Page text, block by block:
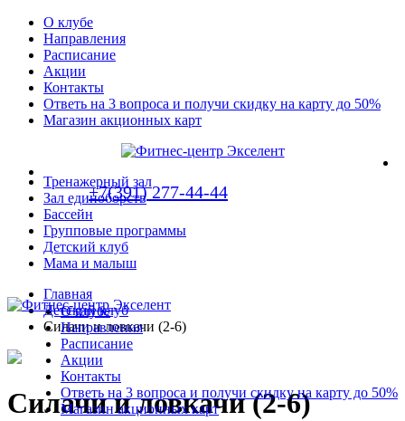
О клубе
Направления
Расписание
Акции
Контакты
Ответь на 3 вопроса и получи скидку на карту до 50%
Магазин акционных карт
+7(391) 277-44-44
Тренажерный зал
Зал единоборств
Бассейн
Групповые программы
Детский клуб
Мама и малыш
О клубе
Направления
Расписание
Акции
Контакты
Ответь на 3 вопроса и получи скидку на карту до 50%
Магазин акционных карт
Главная
Детский клуб
Силачи и ловкачи (2-6)
Силачи и ловкачи (2-6)